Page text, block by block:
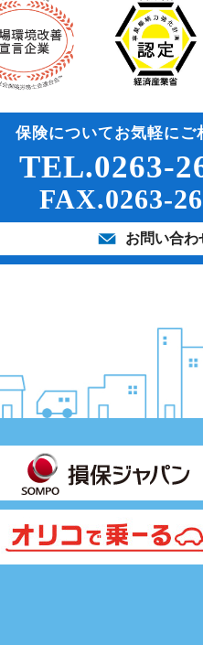
保険についてお気軽にご
TEL.0263-
FAX.0263-
お問い合わ